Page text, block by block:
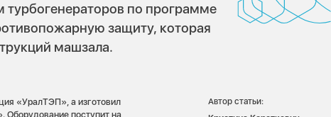
по программе
защиту, которая
машзала.
«УралТЭП», а изготовил
поступит на
Автор статьи: